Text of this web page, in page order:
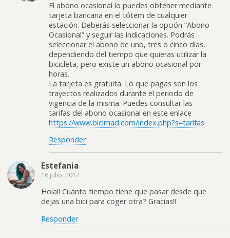
El abono ocasional lo puedes obtener mediante
tarjeta bancaria en el tótem de cualquier
estación. Deberás seleccionar la opción “Abono
Ocasional” y seguir las indicaciones. Podrás
seleccionar el abono de uno, tres o cinco días,
dependiendo del tiempo que quieras utilizar la
bicicleta, pero existe un abono ocasional por
horas.
La tarjeta es gratuita. Lo que pagas son los
trayectos realizados durante el periodo de
vigencia de la misma. Puedes consultar las
tarifas del abono ocasional en este enlace
https://www.bicimad.com/index.php?s=tarifas
Responder
Estefania
16 julio, 2017
Hola!! Cuánto tiempo tiene que pasar desde que
dejas una bici para coger otra? Gracias!!
Responder